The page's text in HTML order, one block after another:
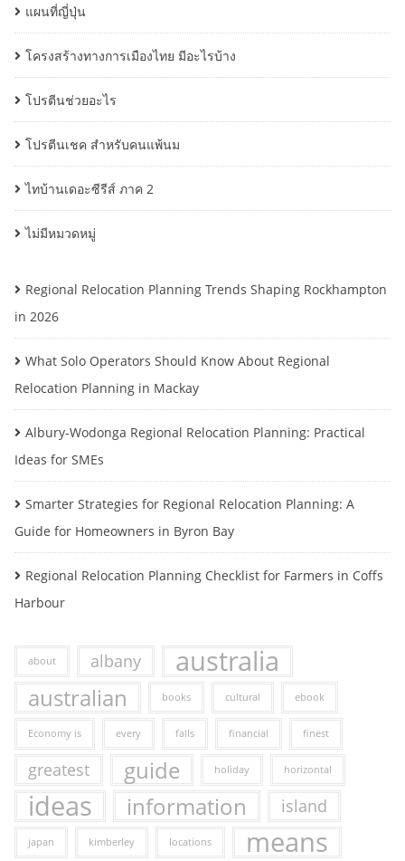
แผนที่ญี่ปุ่น
โครงสร้างทางการเมืองไทย มีอะไรบ้าง
โปรตีนช่วยอะไร
โปรตีนเชค สำหรับคนแพ้นม
ไทบ้านเดอะซีรีส์ ภาค 2
ไม่มีหมวดหมู่
Regional Relocation Planning Trends Shaping Rockhampton
in 2026
What Solo Operators Should Know About Regional
Relocation Planning in Mackay
Albury-Wodonga Regional Relocation Planning: Practical
Ideas for SMEs
Smarter Strategies for Regional Relocation Planning: A
Guide for Homeowners in Byron Bay
Regional Relocation Planning Checklist for Farmers in Coffs
Harbour
about albany australia
australian books cultural ebook
Economy is every falls financial finest
greatest guide holiday horizontal
ideas information island
japan kimberley locations means